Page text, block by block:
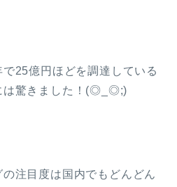
25億円ほどを調達している
は驚きました！(◎_◎;)
注目度は国内でもどんどん